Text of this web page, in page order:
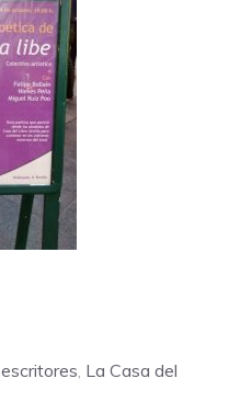
escritores La Casa del